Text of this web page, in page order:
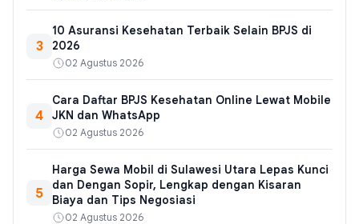
3
10 Asuransi Kesehatan Terbaik Selain BPJS di
2026
02 Agustus 2026
4
Cara Daftar BPJS Kesehatan Online Lewat Mobile
JKN dan WhatsApp
02 Agustus 2026
5
Harga Sewa Mobil di Sulawesi Utara Lepas Kunci
dan Dengan Sopir, Lengkap dengan Kisaran
Biaya dan Tips Negosiasi
02 Agustus 2026